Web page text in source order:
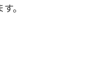
。